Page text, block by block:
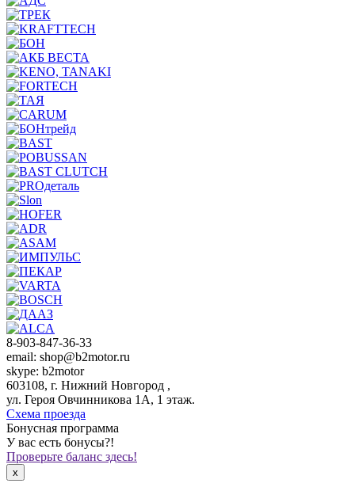
8-903-847-36-33
email: shop@b2motor.ru
skype: b2motor
603108, г. Нижний Новгород ,
ул. Героя Овчинникова 1А, 1 этаж.
Схема проезда
Бонусная программа
У вас есть бонусы?!
Проверьте баланс здесь!
x